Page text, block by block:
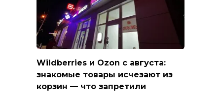
Wildberries и Ozon с августа:
знакомые товары исчезают из
корзин — что запретили